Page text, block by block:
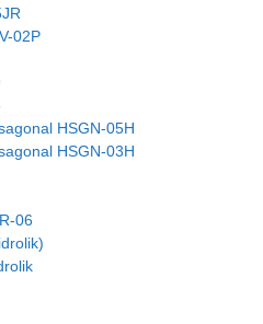
02P
HSGN-05H
HSGN-03H
06